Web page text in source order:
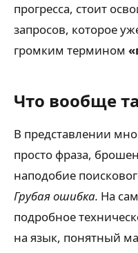
прогресса, стоит
запросов, которое
громким термином
Что вообще
В представлении
просто фраза,
наподобие
Грубая ошибка. На
подробное
на язык, понятный